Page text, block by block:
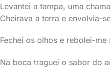
Levantei a tampa, uma
Cheirava a terra e envolvia-
Fechei os olhos e rebolei-
Na boca traguei o sabor do